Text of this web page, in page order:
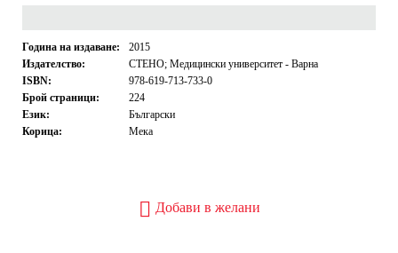
Година на издаване:
2015
Издателство:
СТЕНО; Медицински университет - Варна
ISBN:
978-619-713-733-0
Брой страници:
224
Език:
Български
Корица:
Мека
Добави в желани